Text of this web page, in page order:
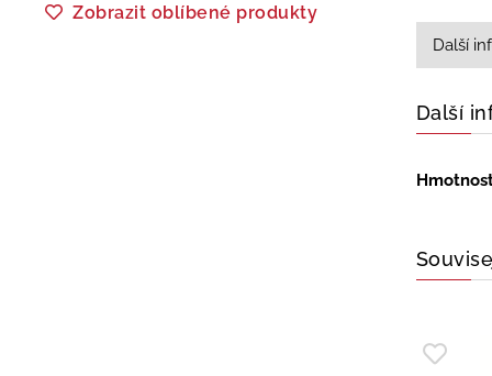
Zobrazit oblíbené produkty
Další
Další